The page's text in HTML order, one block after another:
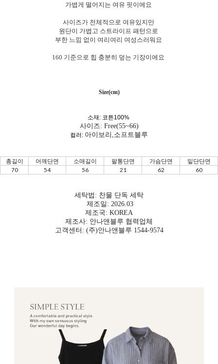
가볍게 떨어지는 여유 핏이에요
사이즈가 전체적으로 여유있지만
원단이 가볍고 스트라이프 패턴으로
부한 느낌 없이 여리여리 여성스러워요
160 기준으로 힙 충분히 덮는 기장이에요
Size(cm)
소재: 코튼100%
사이즈: Free(55~66)
컬러: 아이보리,소프트블루
총길이 어깨단면 소매길이 팔통단면 가슴단면
밑단단면
70
54 56 21 62 60
세탁법: 찬물 단독 세탁
제조일: 2026.03
제조국: KOREA
제조사: 안나앤블루 협력업체
고객센터: (주)안나앤블루 1544-9574